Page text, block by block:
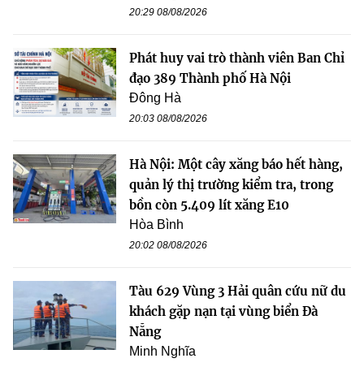
20:29 08/08/2026
Phát huy vai trò thành viên Ban Chỉ
đạo 389 Thành phố Hà Nội
Đông Hà
20:03 08/08/2026
Hà Nội: Một cây xăng báo hết hàng,
quản lý thị trường kiểm tra, trong
bồn còn 5.409 lít xăng E10
Hòa Bình
20:02 08/08/2026
Tàu 629 Vùng 3 Hải quân cứu nữ du
khách gặp nạn tại vùng biển Đà
Nẵng
Minh Nghĩa